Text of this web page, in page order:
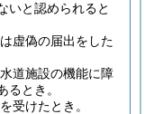
いと認められると
虚偽の届出をした
道施設の機能に障
とき。
受けたとき。